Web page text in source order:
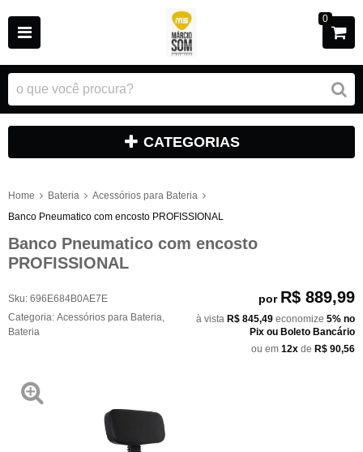
0
CATEGORIAS
Home Bateria
Acessórios para Bateria
Banco Pneumatico com encosto PROFISSIONAL
Banco Pneumatico com encosto
PROFISSIONAL
Sku: 696E684B0AE7E
Categoria: Acessórios para Bateria
Bateria
por R$ 889,99
à vista R$ 845,49 economize 5% no
Pix ou Boleto Bancário
ou em 12x de R$ 90,56